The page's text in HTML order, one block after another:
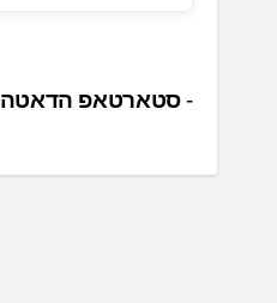
נ
ו
סטארטאפ הדאטה Euno גייס 6.25 מיליון דולר